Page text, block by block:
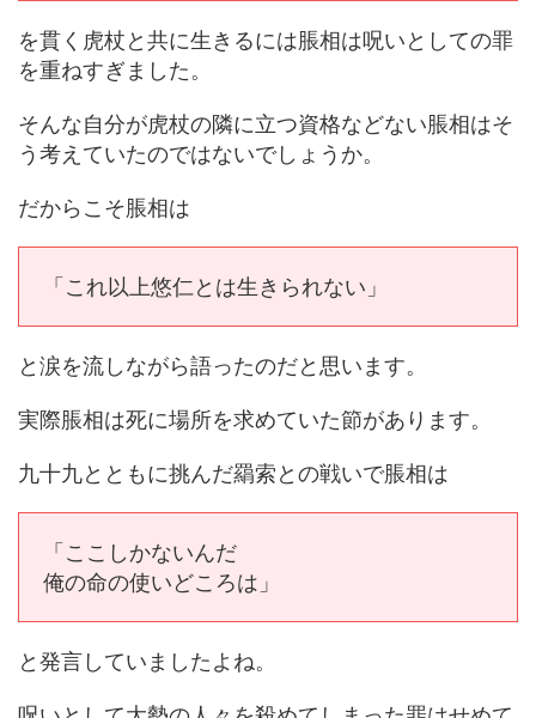
を貫く虎杖と共に生きるには脹相は呪いとしての罪
を重ねすぎました。
そんな自分が虎杖の隣に立つ資格などない脹相はそ
う考えていたのではないでしょうか。
だからこそ脹相は
「これ以上悠仁とは生きられない」
と涙を流しながら語ったのだと思います。
実際脹相は死に場所を求めていた節があります。
九十九とともに挑んだ羂索との戦いで脹相は
「ここしかないんだ
俺の命の使いどころは」
と発言していましたよね。